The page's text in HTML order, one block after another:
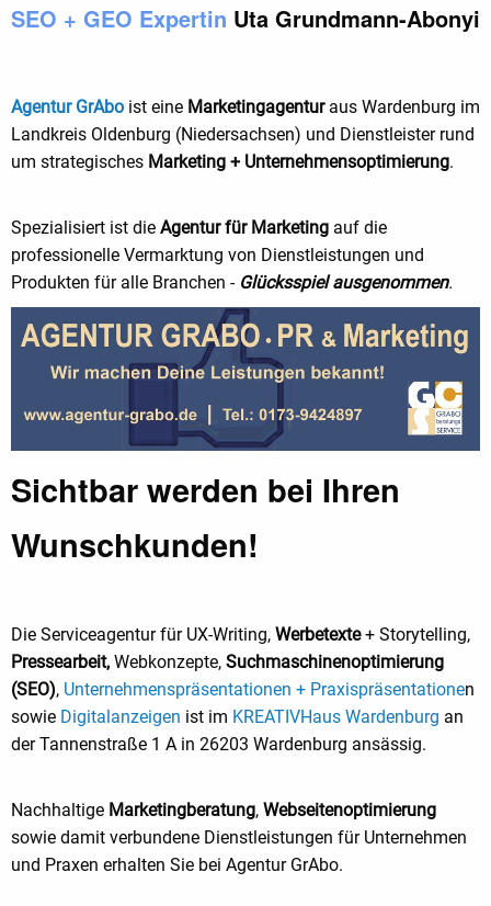
SEO + GEO Expertin Uta Grundmann-Abonyi
Agentur GrAbo ist eine Marketingagenturaus Wardenburg im
Landkreis Oldenburg (Niedersachsen) und Dienstleister rund
um strategisches Marketing + Unternehmensoptimierung.
Spezialisiert ist die Agentur für Marketing auf die
professionelle Vermarktung von Dienstleistungen und
Produkten für alle Branchen - Glücksspiel ausgenommen.
Sichtbar werden bei Ihren
Wunschkunden!
Die Serviceagentur für UX-Writing, Werbetexte+ Storytelling,
Pressearbeit, Webkonzepte, Suchmaschinenoptimierung
(SEO), Unternehmenspräsentationen + Praxispräsentationen
sowie Digitalanzeigen ist im KREATIVHaus Wardenburg an
der Tannenstraße 1 A in 26203 Wardenburg ansässig.
Nachhaltige Marketingberatung, Webseitenoptimierung
sowie damit verbundene Dienstleistungen für Unternehmen
und Praxen erhalten Sie bei Agentur GrAbo.